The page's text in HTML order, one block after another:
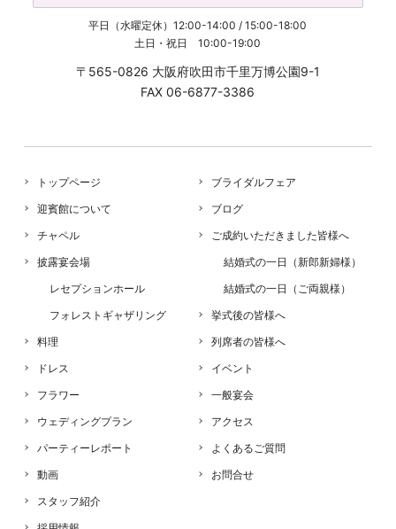
平日（水曜定休）12:00-14:00 / 15:00-18:00
土日・祝日 10:00-19:00
〒565-0826 大阪府吹田市千里万博公園9-1
FAX 06-6877-3386
トップページ
迎賓館について
チャペル
披露宴会場
レセプションホール
フォレストギャザリング
料理
ドレス
フラワー
ウェディングプラン
パーティーレポート
動画
スタッフ紹介
ブライダルフェア
ブログ
ご成約いただきました皆様へ
結婚式の一日（新郎新婦様）
結婚式の一日（ご両親様）
挙式後の皆様へ
列席者の皆様へ
イベント
一般宴会
アクセス
よくあるご質問
お問合せ